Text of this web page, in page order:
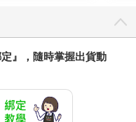
的程度卻不亞於Fusion及
接駐紮在水邊，被評為是
Springbreak 則有最親
，是業界人士與專業表演
Festival給擔心交通問
柏林市區只有30 公里，
旅館洗場熱呼呼的熱水
』，隨時掌握出貨動